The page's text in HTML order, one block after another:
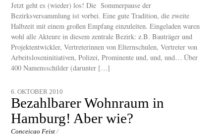
Jetzt geht es (wieder) los! Die Sommerpause der
Bezirksversammlung ist vorbei. Eine gute Tradition, die zweite
Halbzeit mit einem großen Empfang einzuleiten. Eingeladen waren
wohl alle Akteure in diesem zentrale Bezirk: z.B. Bauträger und
Projektentwickler, Vertreterinnen von Elternschulen, Vertreter von
Arbeitsloseninitiativen, Polizei, Prominente und, und, und… Über
400 Namensschilder (darunter […]
6. OKTOBER 2010
Bezahlbarer Wohnraum in
Hamburg! Aber wie?
Conceicao Feist /